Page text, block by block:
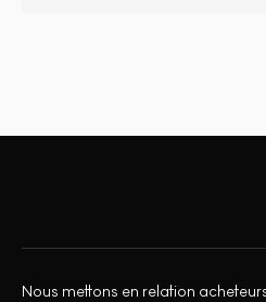
Nous mettons en relation